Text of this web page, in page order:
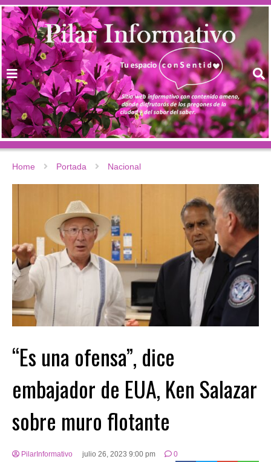
Home Portada Nacional
“Es una ofensa”, dice
embajador de EUA, Ken Salazar
sobre muro flotante
PilarInformativo julio 26, 2023 9:00 pm 0